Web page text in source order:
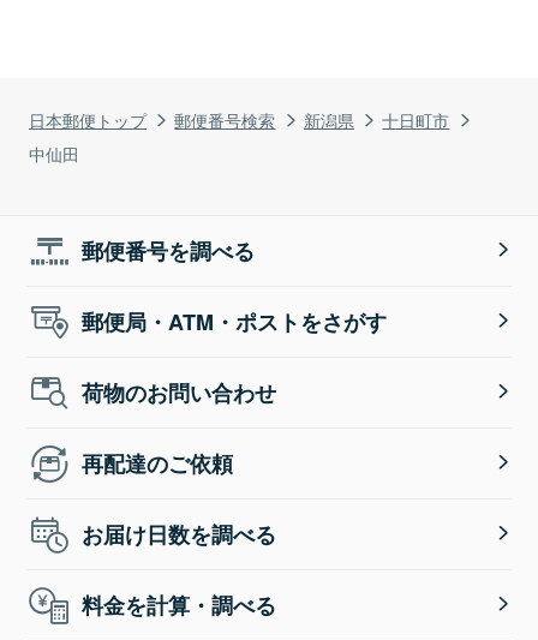
日本郵便トップ 郵便番号検索 新潟県
十日町市
中仙田
郵便番号を調べる
郵便局・ATM・ポストをさがす
荷物のお問い合わせ
再配達のご依頼
お届け日数を調べる
料金を計算・調べる